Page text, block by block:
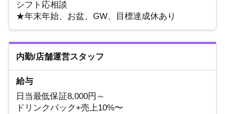
シフト応相談
★年末年始、お盆、GW、目標達成休あり
内勤/店舗運営スタッフ
給与
日当最低保証8,000円～
ドリンクバック+売上10%〜